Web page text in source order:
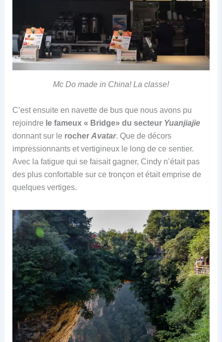
Mc Do made in China! La classe!
C’est ensuite en navette de bus que nous avons pu
rejoindre le fameux « Bridge» du secteur Yuanjiajie
donnant sur le rocher Avatar. Que de décors
impressionnants et vertigineux le long de ce sentier.
Avec la fatigue qui se faisait gagner, Cindy n’était pas
des plus confortable sur ce tronçon et était emprise de
quelques vertiges.